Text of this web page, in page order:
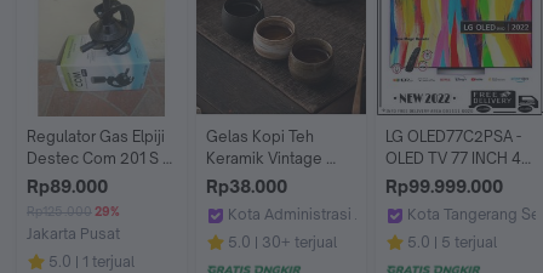
Regulator Gas Elpiji
Destec Com 201 S /
Destec 201S - Pack
Bubble
Rp89.000
Rp125.000 29%
Jakarta Pusat
happypricemart
5.0 1 terjual
Gelas Kopi Teh
Keramik Vintage
Japanese Style Tea
Cup 80 ml
Rp38.000
Kota Administrasi Jakarta Barat
Viv Coffee
5.0 30+ terjual
LG OLED77C2PSA -
OLED TV 77 INCH 4K
DOLBYVISION
ATMOS OLED77C2
77C2PSA
Rp99.999.000
Kota Tangerang
Enter Electronic
5.0 5 terjual